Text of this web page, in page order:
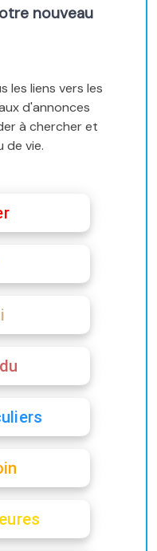
nouveau
les liens vers les
d'annonces
à chercher et
de vie.